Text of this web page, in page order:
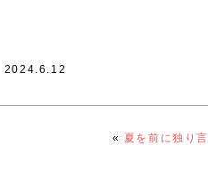
2024.6.12
« 夏を前に独り言